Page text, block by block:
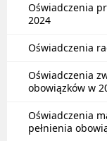
Oświadczenia
2024
Oświadczenia
Oświadczenia
obowiązków w
Oświadczenia
pełnienia